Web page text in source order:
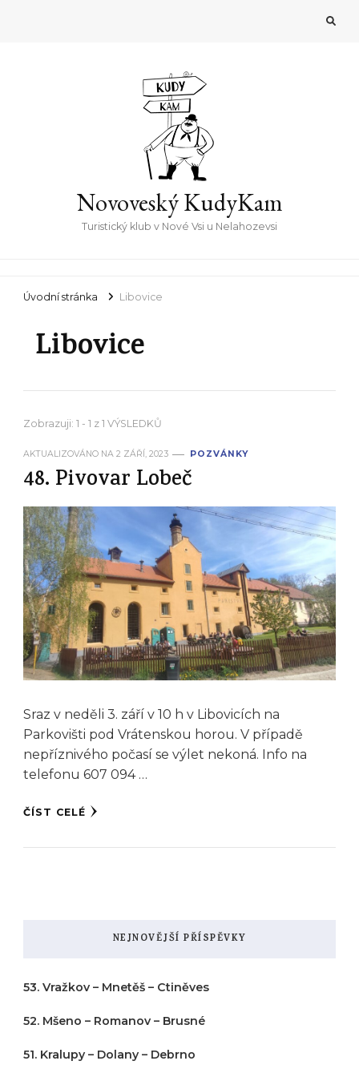
Novoveský KudyKam
Turistický klub v Nové Vsi u Nelahozevsi
Úvodní stránka Libovice
Libovice
Zobrazuji: 1 - 1 z 1 VÝSLEDKŮ
AKTUALIZOVÁNO NA 2 ZÁŘÍ, 2023 POZVÁNKY
48. Pivovar Lobeč
Sraz v neděli 3. září v 10 h v Libovicích na
Parkovišti pod Vrátenskou horou. V případě
nepříznivého počasí se výlet nekoná. Info na
telefonu 607 094 …
ČÍST CELÉ
NEJNOVĚJŠÍ PŘÍSPĚVKY
53. Vražkov – Mnetěš – Ctiněves
52. Mšeno – Romanov – Brusné
51. Kralupy – Dolany – Debrno